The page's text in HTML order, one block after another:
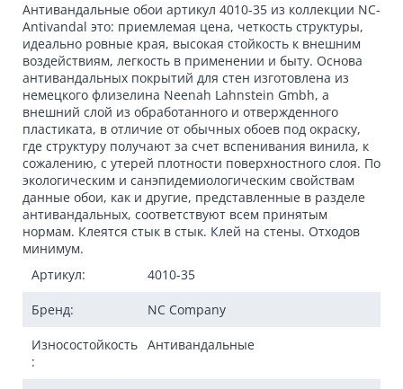
Антивандальные обои артикул 4010-35 из коллекции NC-
Antivandal это: приемлемая цена, четкость структуры,
идеально ровные края, высокая стойкость к внешним
воздействиям, легкость в применении и быту. Основа
антивандальных покрытий для стен изготовлена из
немецкого флизелина Neenah Lahnstein Gmbh, а
внешний слой из обработанного и отвержденного
пластиката, в отличие от обычных обоев под окраску,
где структуру получают за счет вспенивания винила, к
сожалению, с утерей плотности поверхностного слоя. По
экологическим и санэпидемиологическим свойствам
данные обои, как и другие, представленные в разделе
антивандальных, соответствуют всем принятым
нормам. Клеятся стык в стык. Клей на стены. Отходов
минимум.
Артикул:
4010-35
Бренд: NC Company
Износостойкость
:
Антивандальные